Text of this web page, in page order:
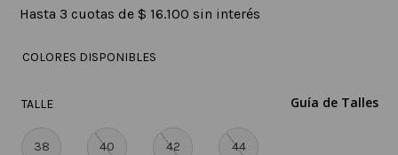
Hasta 3 cuotas de$ 16.100 sin interés
COLORES DISPONIBLES
TALLE
38 40 42 44
Guía de Talles